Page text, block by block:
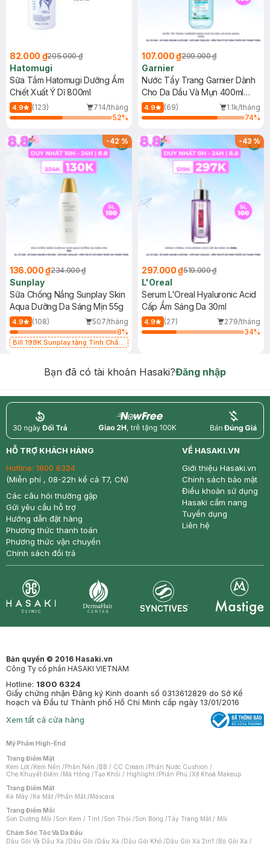
82.000 ₫205.000 ₫
Hatomugi
Sữa Tắm Hatomugi Dưỡng Ẩm
Chiết Xuất Ý Dĩ 800ml
4.9 (123)
714/tháng
52%
107.000 ₫209.000 ₫
Garnier
Nước Tẩy Trang Garnier Dành
Cho Da Dầu Và Mụn 400ml
(Mới)
4.9 (69)
1.1k/tháng
74%
-42%
136.000 ₫234.000 ₫
Sunplay
Sữa Chống Nắng Sunplay Skin
Aqua Dưỡng Da Sáng Mịn 55g
4.9 (108)
507/tháng
8%
Bill 199K Sunplay tặng Tinh Chất
-43%
297.000 ₫519.000 ₫
L'Oreal
Serum L'Oreal Hyaluronic Acid
Cấp Ẩm Sáng Da 30ml
4.9 (27)
279/tháng
34%
Bạn đã có tài khoản Hasaki?Đăng nhập
return nowfree price
HỖ TRỢ KHÁCH HÀNG
Hotline: 1800 6324
(Miễn phí , 08-22h kể cả T7, CN)
Các câu hỏi thường gặp
Gửi yêu cầu hỗ trợ
Hướng dẫn đặt hàng
Phương thức thanh toán
Phương thức vận chuyển
Chính sách đổi trả
VỀ HASAKI.VN
Giới thiệu Hasaki.vn
Chính sách bảo mật
Điều khoản sử dụng
Hasaki cẩm nang
Tuyển dụng
Liên hệ
Bản quyền © 2016 Hasaki.vn
Công Ty cổ phần HASAKI VIETNAM
Hotline: 1800 6324
Giấy chứng nhận Đăng ký Kinh doanh số 0313612829 do Sở Kế
hoạch và Đầu tư Thành phố Hồ Chí Minh cấp ngày 13/01/2016
Xem tất cả cửa hàng
Mỹ Phẩm High-End
Trang Điểm Mặt
Kem Lót /Kem Nền /Phấn Nền /BB / CC Cream /Phấn Nước Cushion /
Che Khuyết Điểm /Má Hồng /Tạo Khối / Highlight /Phấn Phủ /Xịt Khoá Makeup
Trang Điểm Mắt
Kẻ Mày /Kẻ Mắt /Phấn Mắt /Mascara
Trang Điểm Môi
Son Dưỡng Môi /Son Kem / Tint /Son Thỏi /Son Bóng /Tẩy Trang Mắt / Môi
Chăm Sóc Tóc Và Da Đầu
Dầu Gội Và Dầu Xả /Dầu Gội /Dầu Xả /Dầu Gội Khô /Dầu Gội Xả 2in1 /Bộ Gội Xả /